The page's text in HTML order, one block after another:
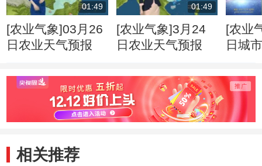
01:49
[农业气象]03月26
日农业天气预报
01:49
[农业气象]3月24
日农业天气预报
[农业
日城
相关推荐